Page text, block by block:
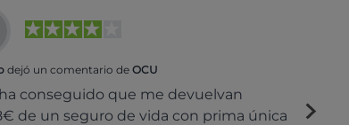
dejó un comentario deOCU
conseguido que me devuelvan
de un seguro de vida con prima única